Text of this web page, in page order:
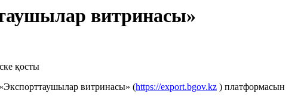
витринасы»
витринасы» (https://export.bgov.kz ) платформасын